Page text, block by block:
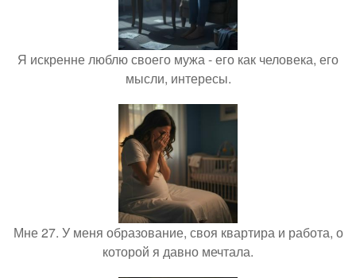
Я искренне люблю своего мужа - его как человека, его
мысли, интересы.
Мне 27. У меня образование, своя квартира и работа, о
которой я давно мечтала.